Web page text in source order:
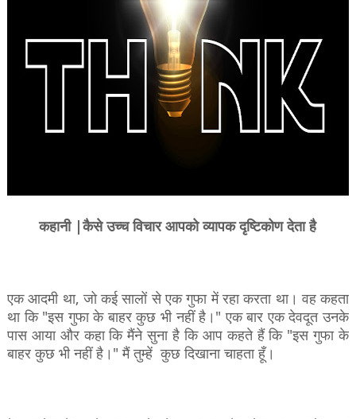
कहानी |कैसे उच्च विचार आपको व्यापक दृष्टिकोण देता है
एक आदमी था,जो कई सालों से एक गुफा में रहा करता था। वह कहता
था कि"इस गुफा के बाहर कुछ भी नहीं है। "एक बार एक देवदूत उनके
पास आया और कहा कि मैंने सुना है कि आप कहते हैं कि"इस गुफा के
बाहर कुछ भी नहीं है। "मैं तुम्हेंकुछ दिखाना चाहता हूँ।